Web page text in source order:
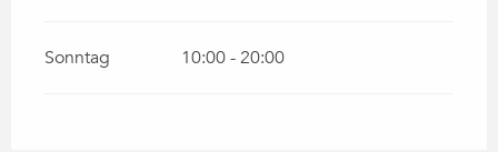
Sonntag 10:00 - 20:00